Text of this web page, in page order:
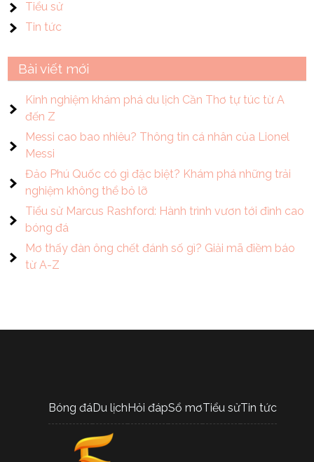
Tiểu sử
Tin tức
Bài viết mới
Kinh nghiệm khám phá du lịch Cần Thơ tự túc từ A
đến Z
Messi cao bao nhiêu? Thông tin cá nhân của Lionel
Messi
Đảo Phú Quốc có gì đặc biệt? Khám phá những trải
nghiệm không thể bỏ lỡ
Tiểu sử Marcus Rashford: Hành trình vươn tới đỉnh cao
bóng đá
Mơ thấy đàn ông chết đánh số gì? Giải mã điềm báo
từ A-Z
Bóng đáDu lịchHỏi đápSổ mơTiểu sửTin tức